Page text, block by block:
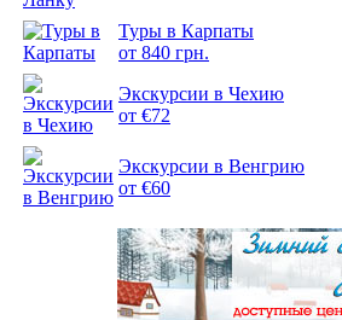
Туры в Карпаты
от 840 грн.
Экскурсии в Чехию
от €72
Экскурсии в Венгрию
от €60